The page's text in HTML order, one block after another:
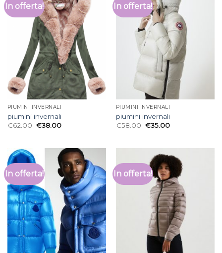
In offerta!
PIUMINI INVERNALI
piumini invernali
€62.00 €38.00
In offerta!
PIUMINI INVERNALI
piumini invernali
€58.00 €35.00
In offerta! In offerta!